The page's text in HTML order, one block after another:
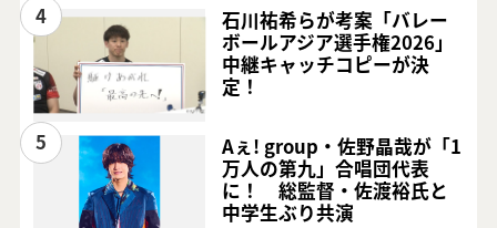
4
石川祐希らが考案「バレー
ボールアジア選手権2026」
中継キャッチコピーが決
定！
5
Aぇ! group・佐野晶哉が「1
万人の第九」合唱団代表
に！ 総監督・佐渡裕氏と
中学生ぶり共演